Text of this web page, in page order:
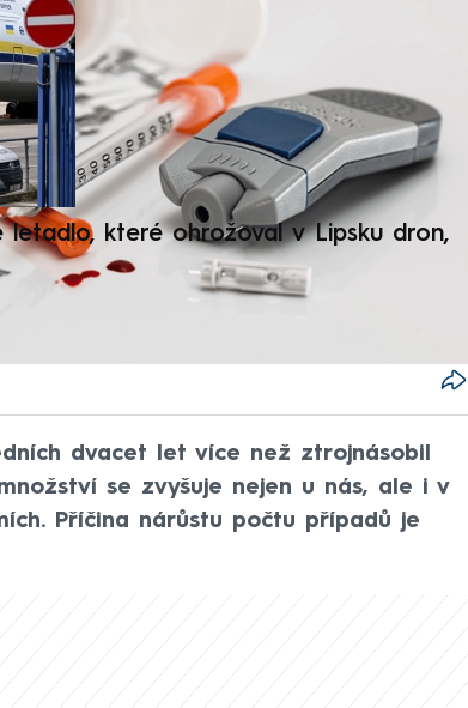
letadlo, které ohrožoval v Lipsku dron,
dvacet let více než ztrojnásobil
se zvyšuje nejen u nás, ale i v
Příčina nárůstu počtu případů je